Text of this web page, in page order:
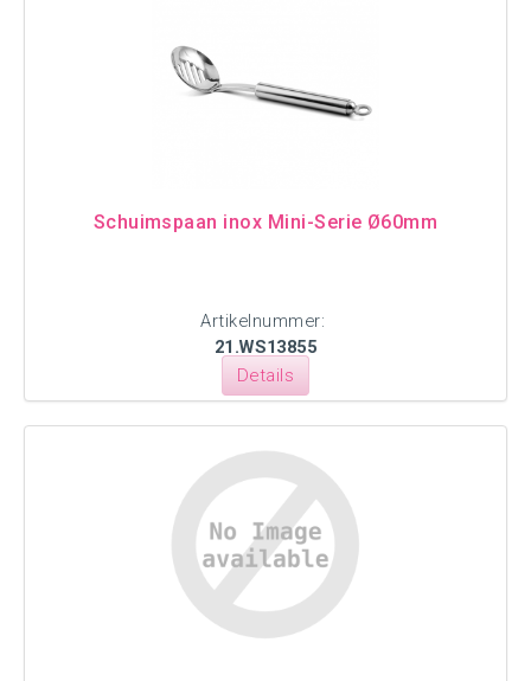
Schuimspaan inox Mini-Serie Ø60mm
Artikelnummer:
21.WS13855
Details